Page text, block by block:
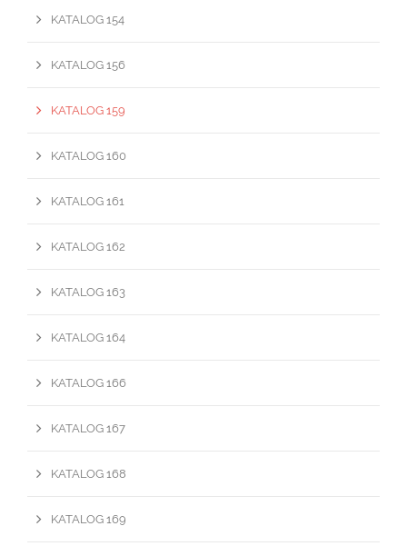
KATALOG 154
KATALOG 156
KATALOG 159
KATALOG 160
KATALOG 161
KATALOG 162
KATALOG 163
KATALOG 164
KATALOG 166
KATALOG 167
KATALOG 168
KATALOG 169